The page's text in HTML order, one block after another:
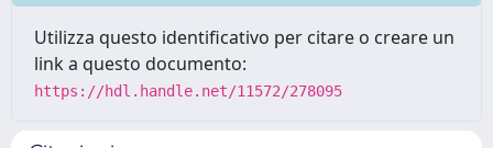
Utilizza questo identificativo per citare o creare un
link a questo documento:
https://hdl.handle.net/11572/278095